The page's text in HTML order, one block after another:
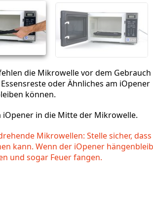
die Mikrowelle vor dem
oder Ähnliches am iOpener
können.
iOpener in die Mitte der Mikrowelle.
Mikrowellen: Stelle sicher,
kann. Wenn der iOpener
und sogar Feuer fangen.